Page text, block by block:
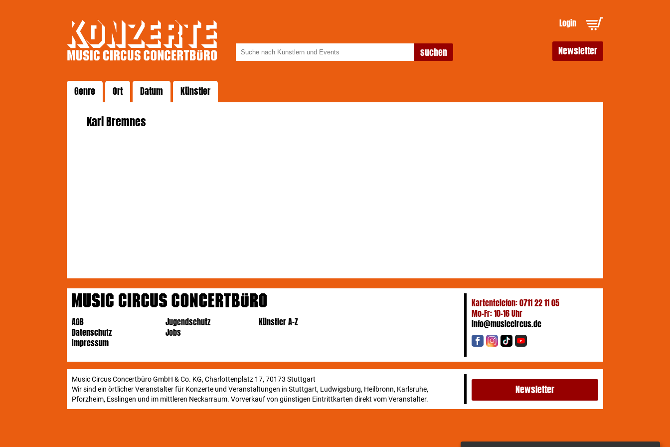
Login
Newsletter
Genre Ort Datum Künstler
Kari Bremnes
AGB
Datenschutz
Impressum
Jugendschutz
Jobs
Künstler A-Z
Kartentelefon: 0711 22 11 05
Mo-Fr: 10-16 Uhr
info@musiccircus.de
Music Circus Concertbüro GmbH & Co. KG, Charlottenplatz 17, 70173 Stuttgart
Wir sind ein örtlicher Veranstalter für Konzerte und Veranstaltungen in Stuttgart, Ludwigsburg, Heilbronn, Karlsruhe,
Pforzheim, Esslingen und im mittleren Neckarraum. Vorverkauf von günstigen Eintrittkarten direkt vom Veranstalter.
Newsletter